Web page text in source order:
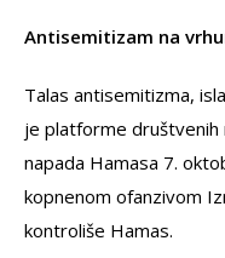
Antisemitizam na
Talas antisemitizma,
je platforme društvenih
napada Hamasa 7.
kopnenom ofanzivom
kontroliše Hamas.